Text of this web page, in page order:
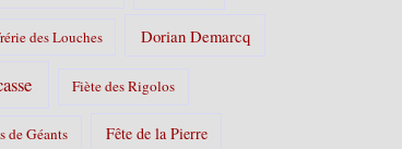
des Louches Dorian Demarcq
Fiète des Rigolos
de Géants Fête de la Pierre